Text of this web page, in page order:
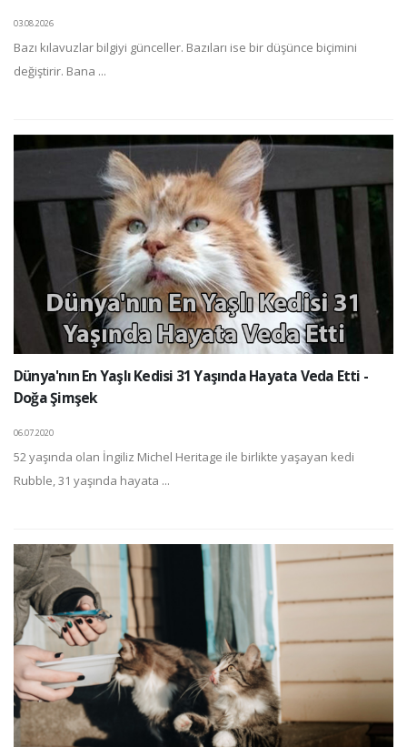
03.08.2026
Bazı kılavuzlar bilgiyi günceller. Bazıları ise bir düşünce biçimini
değiştirir. Bana ...
Dünya'nın En Yaşlı Kedisi 31 Yaşında Hayata Veda Etti -
Doğa Şimşek
06.07.2020
52 yaşında olan İngiliz Michel Heritage ile birlikte yaşayan kedi
Rubble, 31 yaşında hayata ...